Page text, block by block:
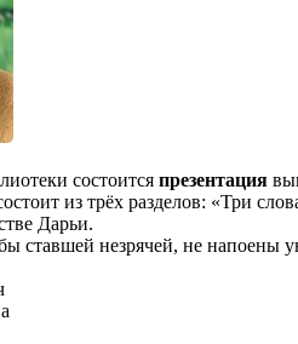
состоится презентация
из трёх разделов: «Три
Дарьи.
ставшей незрячей, не напоены